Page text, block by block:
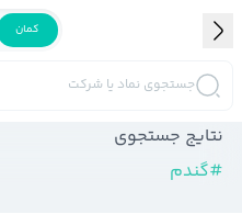
کمان
جستجوی نماد یا شرکت
نتایج جستجوی
#گندم